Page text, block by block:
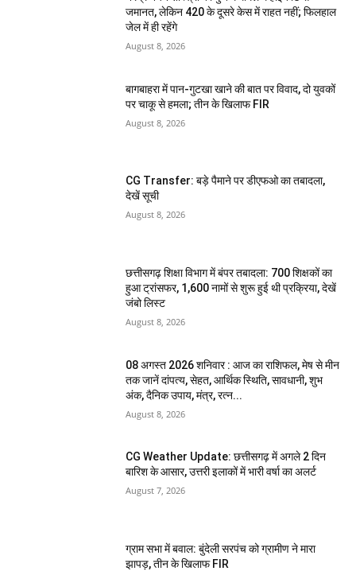
जमानत, लेकिन 420 के दूसरे केस में राहत नहीं; फिलहाल
जेल में ही रहेंगे
August 8, 2026
बागबाहरा में पान-गुटखा खाने की बात पर विवाद, दो युवकों
पर चाकू से हमला; तीन के खिलाफ FIR
August 8, 2026
CG Transfer: बड़े पैमाने पर डीएफओ का तबादला,
देखें सूची
August 8, 2026
छत्तीसगढ़ शिक्षा विभाग में बंपर तबादला: 700 शिक्षकों का
हुआ ट्रांसफर, 1,600 नामों से शुरू हुई थी प्रक्रिया, देखें
जंबो लिस्ट
August 8, 2026
08 अगस्त 2026 शनिवार : आज का राशिफल, मेष से मीन
तक जानें दांपत्य, सेहत, आर्थिक स्थिति, सावधानी, शुभ
अंक, दैनिक उपाय, मंत्र, रत्न...
August 8, 2026
CG Weather Update: छत्तीसगढ़ में अगले 2 दिन
बारिश के आसार, उत्तरी इलाकों में भारी वर्षा का अलर्ट
August 7, 2026
ग्राम सभा में बवाल: बुंदेली सरपंच को ग्रामीण ने मारा
झापड़, तीन के खिलाफ FIR